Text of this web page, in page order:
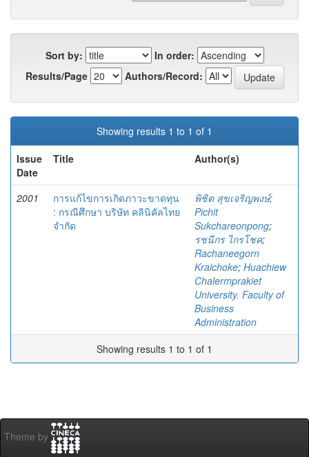
Sort by:
In order:
Results/Page
Authors/Record:
Showing results 1 to 1 of 1
Issue
Date
Title Author(s)
2001
การแก้ไขการเกิดภาวะขาดทุน
: กรณีศึกษา บริษัท คลินิคัลไทย
จำกัด
พิชิต สุขเจริญพงษ์;
Pichit
Sukchareonpong;
รชนีกร ไกรโชค;
Rachaneegorn
Kraichoke; Huachiew
Chalermprakiet
University. Faculty of
Business
Administration
Showing results 1 to 1 of 1
Theme by